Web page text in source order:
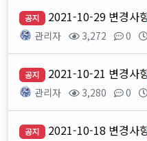
공지 2021-10-29 변경사
관리자 3,272 0
공지 2021-10-21 변경사
관리자 3,280 0
공지 2021-10-18 변경사